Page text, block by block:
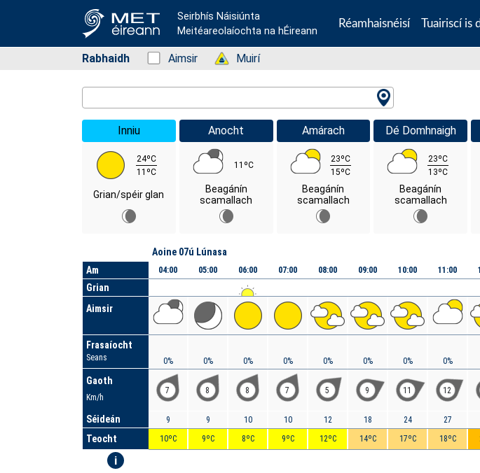
Seirbhís Náisiúnta
Meitéareolaíochta na hÉireann
Réamhaisnéisí Tuairiscí is
Rabhaidh Status: Green
Aimsir Status: Green
Muirí
Inniu
24ºC
11ºC
Grian/spéir glan
Anocht
11ºC
Beagánín
scamallach
Amárach
23ºC
15ºC
Beagánín
scamallach
Dé Domhnaigh
23ºC
13ºC
Beagánín
scamallach
Am
Grian
Aimsir
Frasaíocht
Seans
Gaoth
Km/h
Séideán
Teocht
i
Aoine 07ú Lúnasa
04:00
0%
7
9
10ºC
05:00
0%
8
9
9ºC
06:00
0%
8
10
8ºC
07:00
0%
7
10
9ºC
08:00
0%
5
12
12ºC
09:00
0%
9
18
14ºC
10:00
0%
11
24
17ºC
11:00
0%
12
27
18ºC